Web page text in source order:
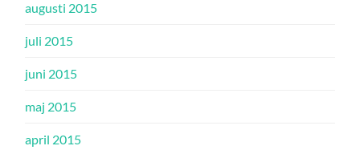
augusti 2015
juli 2015
juni 2015
maj 2015
april 2015